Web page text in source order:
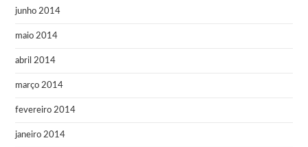
junho 2014
maio 2014
abril 2014
março 2014
fevereiro 2014
janeiro 2014